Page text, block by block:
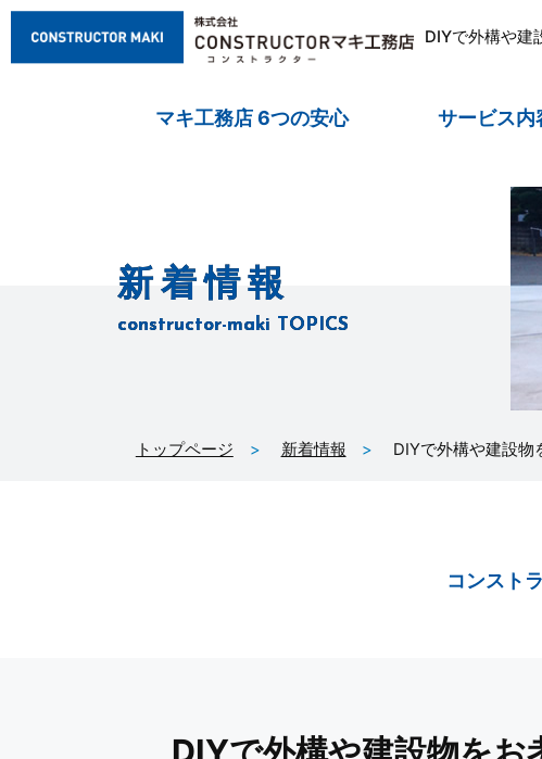
DIYで外構や建
マキ工務店 6つの安心 サービス内
新着情報
constructor-maki TOPICS
トップページ 新着情報 DIYで外構や建設
コンスト